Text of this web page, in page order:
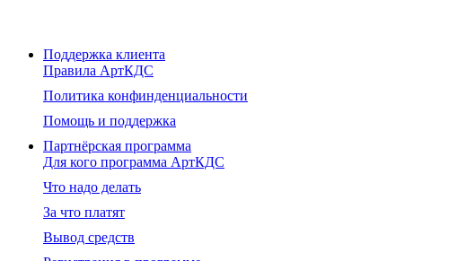
Поддержка клиента
Правила АртКДС
Политика конфинденциальности
Помощь и поддержка
Партнёрская программа
Для кого программа АртКДС
Что надо делать
За что платят
Вывод средств